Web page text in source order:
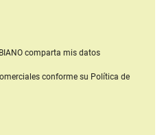
comparta mis datos
conforme su Política de